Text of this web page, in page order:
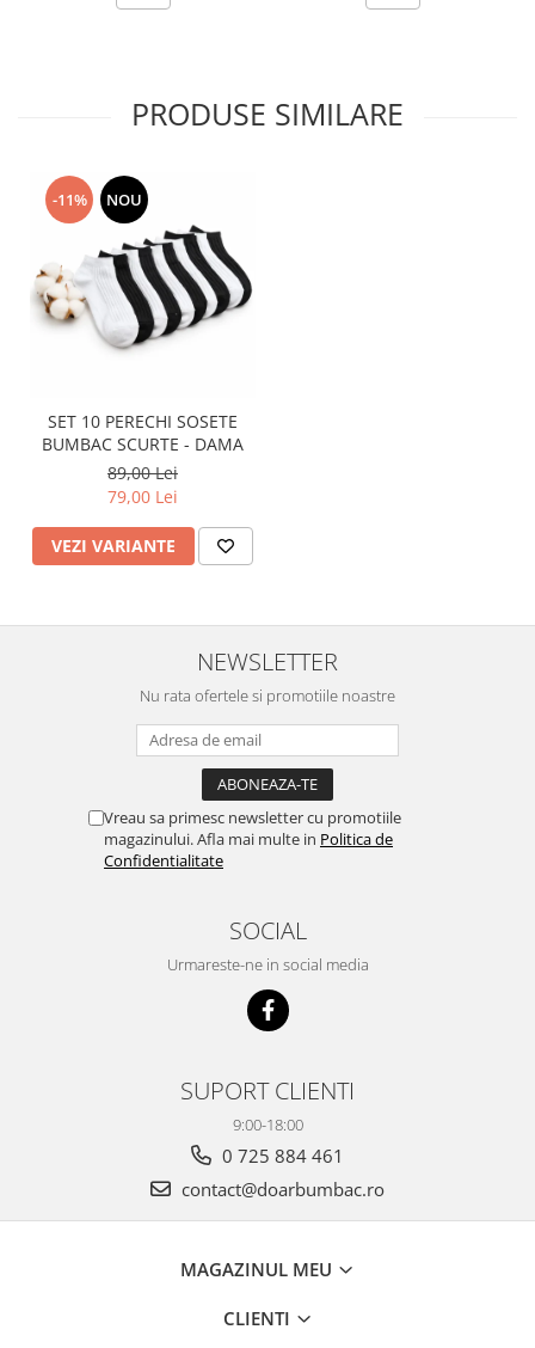
PRODUSE SIMILARE
-11% NOU
SET 10 PERECHI SOSETE
BUMBAC SCURTE - DAMA
89,00 Lei
79,00 Lei
VEZI VARIANTE
NEWSLETTER
Nu rata ofertele si promotiile noastre
Vreau sa primesc newsletter cu promotiile
magazinului. Afla mai multe in Politica de
Confidentialitate
SOCIAL
Urmareste-ne in social media
SUPORT CLIENTI
9:00-18:00
0 725 884 461
contact@doarbumbac.ro
MAGAZINUL MEU
CLIENTI